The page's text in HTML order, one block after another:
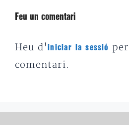
Feu un comentari
Heu d'iniciar la sessió
comentari.